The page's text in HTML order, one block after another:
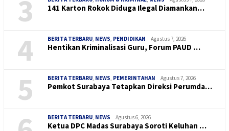
3 141 Karton Rokok Diduga Ilegal Diamankan…
4 BERITA TERBARU, NEWS, PENDIDIKAN Agustus 7, 2026
Hentikan Kriminalisasi Guru, Forum PAUD …
5 BERITA TERBARU, NEWS, PEMERINTAHAN Agustus 7, 2026
Pemkot Surabaya Tetapkan Direksi Perumda…
BERITA TERBARU, NEWS Agustus 6, 2026
Ketua DPC Madas Surabaya Soroti Keluhan …